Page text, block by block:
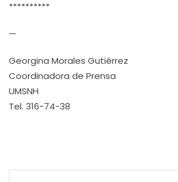
**********
—
Georgina Morales Gutiérrez
Coordinadora de Prensa
UMSNH
Tel. 316-74-38